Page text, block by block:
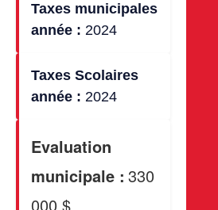
Taxes municipales
année : 2024
Taxes Scolaires
année : 2024
Evaluation
municipale : 330
000 $